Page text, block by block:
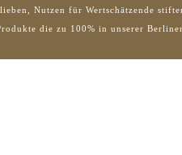
Nutzen für Wertschätzende
die zu 100% in unserer